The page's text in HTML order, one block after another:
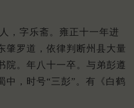
，字乐斋。雍正十一年进
肇罗道，依律判断州县大量
院。年八十一卒。与弟彭遵
中，时号“三彭”。有《白鹤